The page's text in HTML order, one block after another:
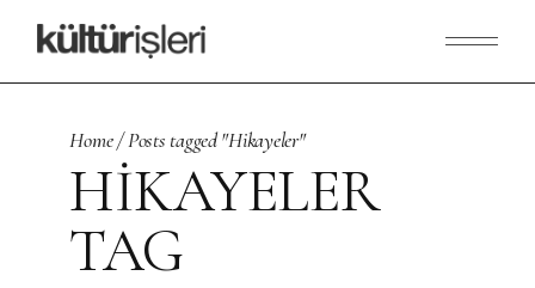
content
Home Posts tagged "Hikayeler"
HIKAYELER
TAG